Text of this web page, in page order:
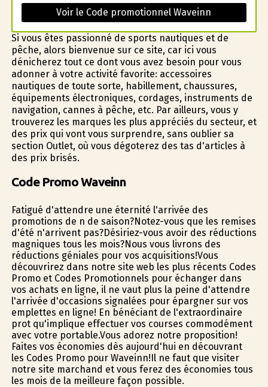
Voir le Code promotionnel Waveinn
Si vous êtes passionné de sports nautiques et de
pêche, alors bienvenue sur ce site, car ici vous
dénicherez tout ce dont vous avez besoin pour vous
adonner à votre activité favorite: accessoires
nautiques de toute sorte, habillement, chaussures,
équipements électroniques, cordages, instruments de
navigation, cannes à pêche, etc. Par ailleurs, vous y
trouverez les marques les plus appréciés du secteur, et
des prix qui vont vous surprendre, sans oublier sa
section Outlet, où vous dégoterez des tas d'articles à
des prix brisés.
Code Promo Waveinn
Fatigué d'attendre une éternité l'arrivée des
promotions de fin de saison?Notez-vous que les remises
d'été n'arrivent pas?Désiriez-vous avoir des réductions
magnifiques tous les mois?Nous vous livrons des
réductions géniales pour vos acquisitions!Vous
découvrirez dans notre site web les plus récents Codes
Promo et Codes Promotionnels pour échanger dans
vos achats en ligne, il ne vaut plus la peine d'attendre
l'arrivée d'occasions signalées pour épargner sur vos
emplettes en ligne! En bénéficiant de l'extraordinaire
profit qu'implique effectuer vos courses commodément
avec votre portable.Vous adorez notre proposition!
Faites vos économies dès aujourd'hui en découvrant
les Codes Promo pour Waveinn!Il ne faut que visiter
notre site marchand et vous ferez des économies tous
les mois de la meilleure façon possible.